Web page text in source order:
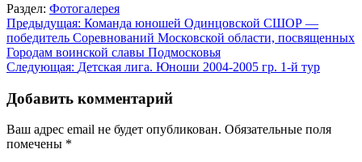
Раздел: Фотогалерея
Навигация
по
записям
Предыдущая: Команда юношей Одинцовской СШОР —
победитель Соревнований Московской области, посвященных
Городам воинской славы Подмосковья
Следующая: Детская лига. Юноши 2004-2005 гр. 1-й тур
Добавить комментарий
Ваш адрес email не будет опубликован. Обязательные поля
помечены *